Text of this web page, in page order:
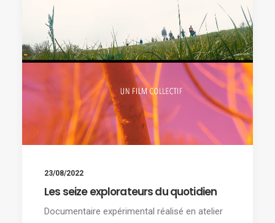
23/08/2022
Les seize explorateurs du quotidien
Documentaire expérimental réalisé en atelier